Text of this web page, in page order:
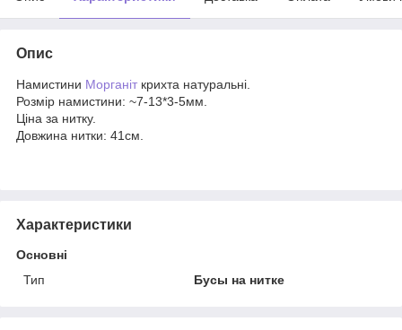
Опис
Намистини Морганіт крихта натуральні.
Розмір намистини: ~7-13*3-5мм.
Ціна за нитку.
Довжина нитки: 41см.
Характеристики
Основні
Тип
Бусы на нитке